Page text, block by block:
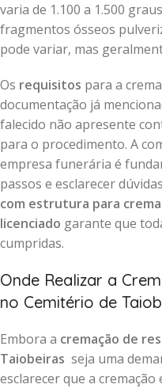
varia de 1.100 a 1.500
fragmentos ósseos
pode variar, mas
Os requisitos para a
documentação já
falecido não apresente
para o procedimento. A
empresa funerária é
passos e esclarecer
com estrutura para
licenciado garante que
cumpridas.
Onde Realizar a
no Cemitério de
Embora a cremação de
Taiobeiras seja uma
esclarecer que a cremação